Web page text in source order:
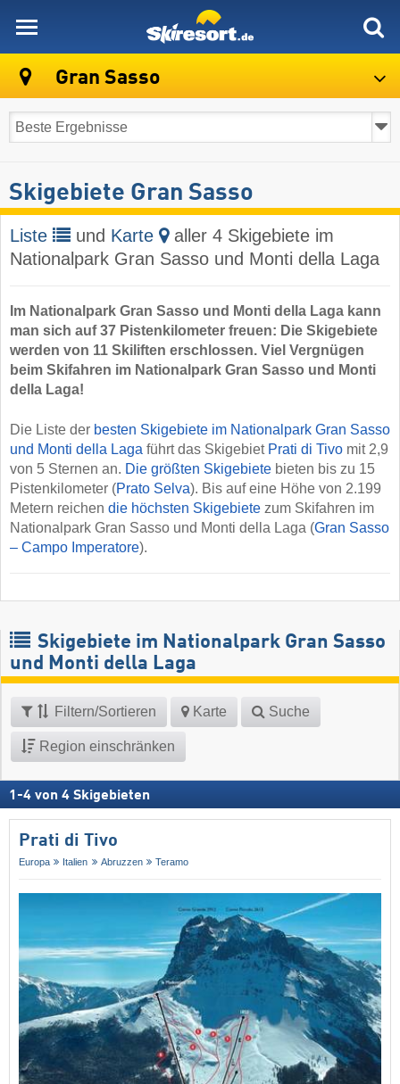
Gran Sasso
Skigebiete Gran Sasso
Liste und Karte
aller 4 Skigebiete im
Nationalpark Gran Sasso und Monti della Laga
Im Nationalpark Gran Sasso und Monti della Laga kann
man sich auf 37 Pistenkilometer freuen: Die Skigebiete
werden von 11 Skiliften erschlossen. Viel Vergnügen
beim Skifahren im Nationalpark Gran Sasso und Monti
della Laga!
Die Liste der besten Skigebiete im Nationalpark Gran Sasso
und Monti della Laga führt das Skigebiet Prati di Tivo mit 2,9
von 5 Sternen an. Die größten Skigebiete bieten bis zu 15
Pistenkilometer (Prato Selva). Bis auf eine Höhe von 2.199
Metern reichen die höchsten Skigebiete zum Skifahren im
Nationalpark Gran Sasso und Monti della Laga (Gran Sasso
– Campo Imperatore).
Skigebiete im Nationalpark Gran Sasso
und Monti della Laga
Filtern/Sortieren Karte Suche
Region einschränken
1 -4 von 4 Skigebieten
Prati di Tivo
Europa Italien Abruzzen Teramo